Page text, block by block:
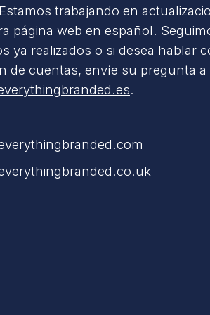
trabajando en
página web en español.
ya realizados o si desea hablar
de cuentas, envíe su pregunta a
.